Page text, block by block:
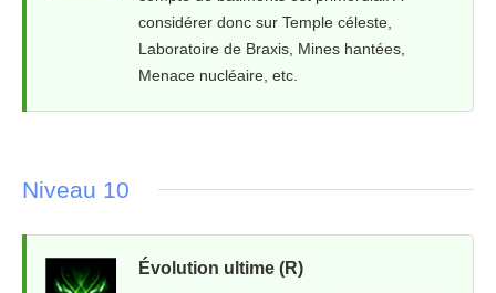
considérer donc sur Temple céleste,
Laboratoire de Braxis, Mines hantées,
Menace nucléaire, etc.
Niveau 10
Évolution ultime (R)